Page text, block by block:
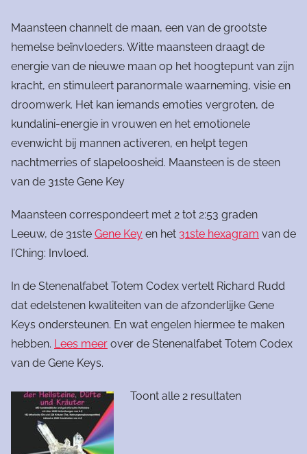
Maansteen channelt de maan, een van de grootste
hemelse beïnvloeders. Witte maansteen draagt de
energie van de nieuwe maan op het hoogtepunt van zijn
kracht, en stimuleert paranormale waarneming, visie en
droomwerk. Het kan iemands emoties vergroten, de
kundalini-energie in vrouwen en het emotionele
evenwicht bij mannen activeren, en helpt tegen
nachtmerries of slapeloosheid. Maansteen is de steen
van de 31ste Gene Key
Maansteen correspondeert met 2 tot 2:53 graden
Leeuw, de 31ste Gene Key en het 31ste hexagram van de
I’Ching: Invloed.
In de Stenenalfabet Totem Codex vertelt Richard Rudd
dat edelstenen kwaliteiten van de afzonderlijke Gene
Keys ondersteunen. En wat engelen hiermee te maken
hebben. Lees meer over de Stenenalfabet Totem Codex
van de Gene Keys.
Toont alle 2 resultatenGesorteerd